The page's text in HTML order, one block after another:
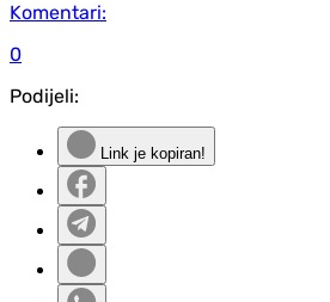
Komentari:
0
Podijeli:
Link je kopiran!